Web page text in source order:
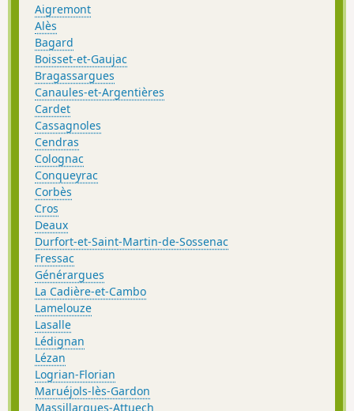
Aigremont
Alès
Bagard
Boisset-et-Gaujac
Bragassargues
Canaules-et-Argentières
Cardet
Cassagnoles
Cendras
Colognac
Conqueyrac
Corbès
Cros
Deaux
Durfort-et-Saint-Martin-de-Sossenac
Fressac
Générargues
La Cadière-et-Cambo
Lamelouze
Lasalle
Lédignan
Lézan
Logrian-Florian
Maruéjols-lès-Gardon
Massillargues-Attuech